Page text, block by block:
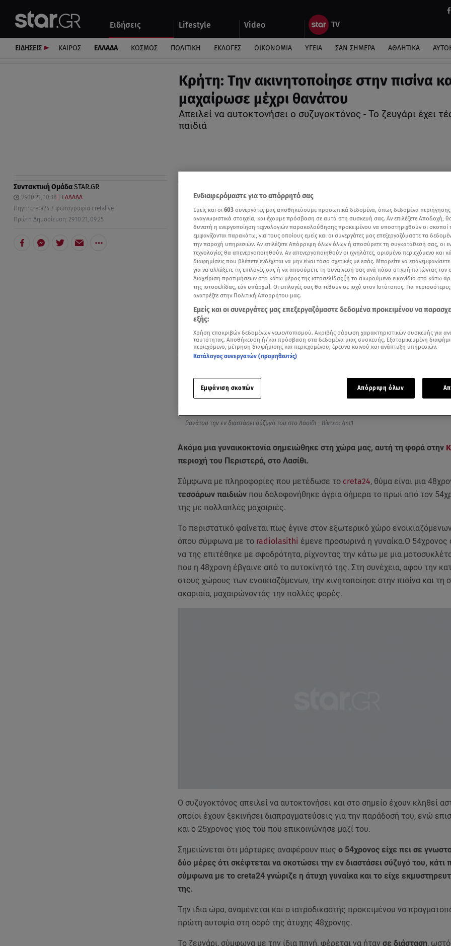
Ειδήσεις Lifestyle Video
Αυτοκίνητο
ΕΙΔΗΣΕΙΣ ΚΑΙΡΟΣ ΕΛΛΑΔΑ ΚΟΣΜΟΣ ΠΟΛΙΤΙΚΗ ΕΚΛΟΓΕΣ ΟΙΚΟΝΟΜΙΑ ΥΓΕΙΑ ΣΑΝ ΣΗΜΕΡΑ ΑΘΛΗΤΙΚΑ
Κρήτη: Την ακινητοποίησε στην πισίνα
μαχαίρωσε μέχρι θανάτου
Απειλεί να αυτοκτονήσει ο συζυγοκτόνος - Το ζευγάρι έχει
παιδιά
Συντακτική ΟμάδαSTAR.GR
29.10.21, 10:38
ΕΛΛΑΔΑ
Πηγή: creta24 / φωτογραφία cretalive
Πρώτη Δημοσίευση: 29.10.21, 09:25
Add star.gr on Google
θανάτου την εν διαστάσει σύζυγό του στο Λασίθι - Βίντεο: Ant1
Ακόμα μια γυναικοκτονία σημειώθηκε στη χώρα μας, αυτή τη φορά στην
περιοχή του Περιστερά, στο Λασίθι.
Σύμφωνα με πληροφορίες που μετέδωσε τοcreta24, θύμα είναι μια
τεσσάρων παιδιώνπου δολοφονήθηκε άγρια σήμερα το πρωί από τον
της με πολλαπλές μαχαιριές.
Το περιστατικό φαίνεται πως έγινε στον εξωτερικό χώρο
όπου σύμφωνα με το radiolasithi έμενε προσωρινά η γυναίκα.O 54χρονος
να της επιτέθηκε με σφοδρότητα, ρίχνοντας την κάτω με μια
που η 48χρονη έβγαινε από το αυτοκίνητό της. Στη συνέχεια, αφού την
στους χώρους των ενοικιαζόμενων, την κινητοποίησε στην πισίνα και τη
ακαριαία, μαχαιρώνοντάς την πολλές φορές.
Ο συζυγοκτόνος απειλεί να αυτοκτονήσει και στο σημείο έχουν κληθεί
οποίοι έχουν ξεκινήσει διαπραγματεύσεις για την παράδοσή του, ενώ
και ο 25χρονος γιος του που επικοινώνησε μαζί του.
Σημειώνεται ότι μάρτυρες αναφέρουν πως ο 54χρονος είχε πει σε
δύο μέρες ότι σκέφτεται να σκοτώσει την εν διαστάσει σύζυγό του, κάτι
σύμφωνα με το creta24 γνώριζε η άτυχη γυναίκα και το είχε
της.
Την ίδια ώρα, αναμένεται και ο ιατροδικαστής προκειμένου να
πρώτη αυτοψία στη σορό της άτυχης 48χρονης.
Το ζευγάρι, σύμφωνα με την ίδια πηγή, φέρεται να ήταν σε διάσταση,
Ενδιαφερόμαστε για το απόρρητό σας
Εμείς και οι 603 συνεργάτες μας αποθηκεύουμε προσωπικά δεδομένα, όπως δεδομένα
αναγνωριστικά στοιχεία, και έχουμε πρόσβαση σε αυτά στη συσκευή σας. Αν επιλέξετε Αποδοχή,
δυνατή η ενεργοποίηση τεχνολογιών παρακολούθησης προκειμένου να υποστηριχθούν οι σκοποί
εμφανίζονται παρακάτω, για τους οποίους εμείς και οι συνεργάτες μας επεξεργαζόμαστε τα
την παροχή υπηρεσιών. Αν επιλέξετε Απόρριψη όλων όλων ή αποσύρετε τη συγκατάθεσή σας, οι
τεχνολογίες θα απενεργοποιηθούν. Αν απενεργοποιηθούν οι ιχνηλάτες, ορισμένο περιεχόμενο και
διαφημίσεις που βλέπετε ενδέχεται να μην είναι τόσο σχετικές με εσάς. Μπορείτε να
για να αλλάξετε τις επιλογές σας ή να αποσύρετε τη συναίνεσή σας ανά πάσα στιγμή πατώντας τον
Διαχείριση προτιμήσεων στο κάτω μέρος της ιστοσελίδας [ή το αιωρούμενο εικονίδιο στο κάτω
της ιστοσελίδας, εάν υπάρχει]. Οι επιλογές σας θα τεθούν σε ισχύ στον Ιστότοπος. Για
ανατρέξτε στην Πολιτική Απορρήτου μας.
Εμείς και οι συνεργάτες μας επεξεργαζόμαστε δεδομένα προκειμένου να
εξής:
Χρήση επακριβών δεδομένων γεωεντοπισμού. Ακριβής σάρωση χαρακτηριστικών συσκευής για
ταυτότητας. Αποθήκευση ή/και πρόσβαση στα δεδομένα μιας συσκευής. Εξατομικευμένη
περιεχόμενο, μέτρηση διαφήμισης και περιεχομένου, έρευνα κοινού και ανάπτυξη υπηρεσιών.
Κατάλογος συνεργατών (προμηθευτές)
Εμφάνιση σκοπών Απόρριψη όλων